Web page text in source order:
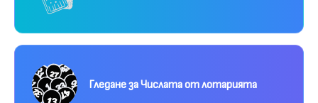
Гледане за Числата от лотарията